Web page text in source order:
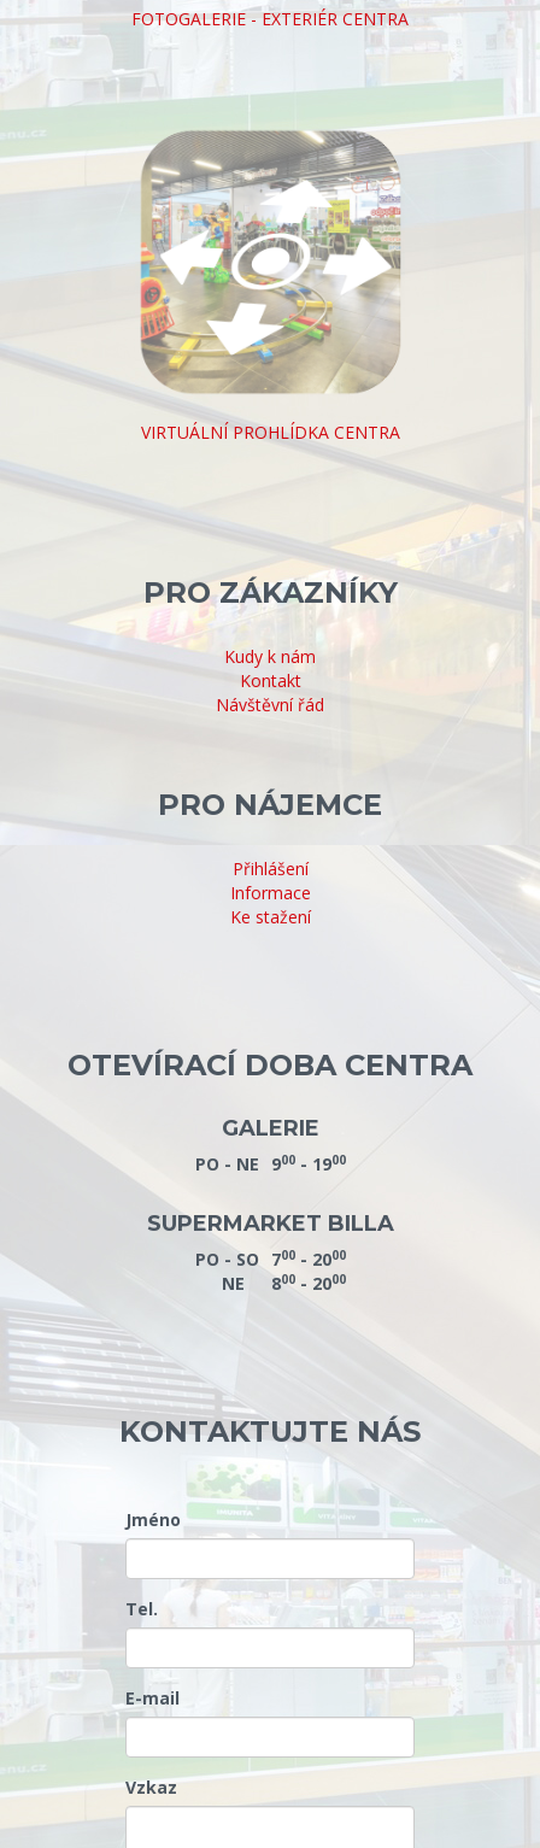
FOTOGALERIE - EXTERIÉR CENTRA
VIRTUÁLNÍ PROHLÍDKA CENTRA
PRO ZÁKAZNÍKY
Kudy k nám
Kontakt
Návštěvní řád
PRO NÁJEMCE
Přihlášení
Informace
Ke stažení
OTEVÍRACÍ DOBA CENTRA
GALERIE
PO - NE 900- 1900
SUPERMARKET BILLA
PO - SO 700- 2000
NE 800- 2000
KONTAKTUJTE NÁS
Jméno
Tel.
E-mail
Vzkaz